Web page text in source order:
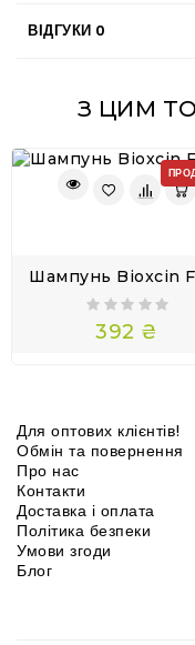
ВІДГУКИ 0
З ЦИМ
392 ₴
Для оптових клієнтів!
Обмін та повернення
Про нас
Контакти
Доставка і оплата
Політика безпеки
Умови згоди
Блог